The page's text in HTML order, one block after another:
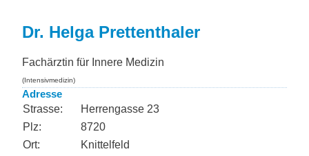
Dr. Helga Prettenthaler
Fachärztin für Innere Medizin
(Intensivmedizin)
Adresse
Strasse:
Herrengasse 23
Plz:
8720
Ort:
Knittelfeld